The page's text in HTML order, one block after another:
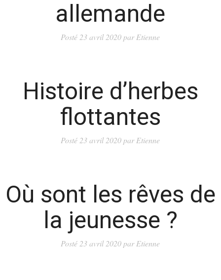
allemande
Posté 23 avril 2020 par Etienne
Histoire d’herbes
flottantes
Posté 23 avril 2020 par Etienne
Où sont les rêves de
la jeunesse ?
Posté 23 avril 2020 par Etienne